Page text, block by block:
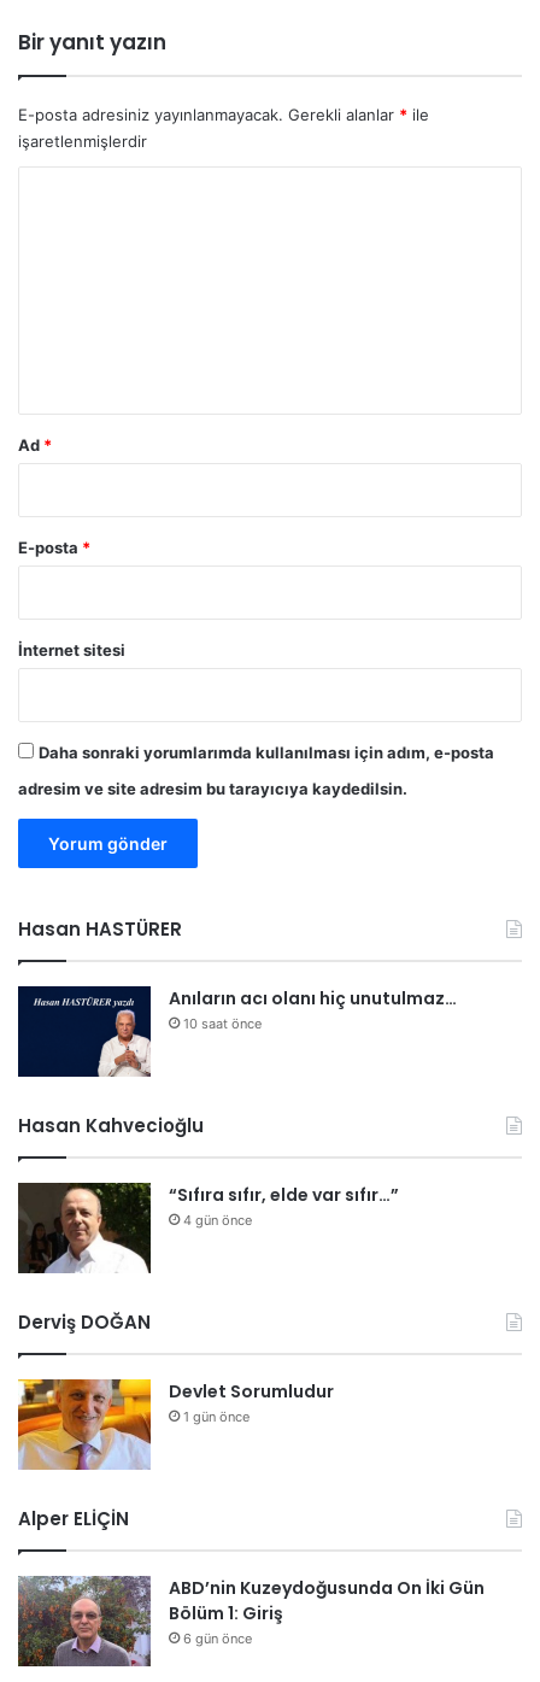
r
i
l
m
e
n
s
i
l
ı
e
v
d
ı
ı
t
a
ş
Bir yanıt yazın
E-posta adresiniz yayınlanmayacak. Gerekli alanlar * ile
işaretlenmişlerdir
Ad *
E-posta *
İnternet sitesi
Daha sonraki yorumlarımda kullanılması için adım, e-posta
adresim ve site adresim bu tarayıcıya kaydedilsin.
Hasan HASTÜRER
Anıların acı olanı hiç unutulmaz…
10 saat önce
Hasan Kahvecioğlu
“Sıfıra sıfır, elde var sıfır…”
4 gün önce
Derviş DOĞAN
Devlet Sorumludur
1 gün önce
Alper ELİÇİN
ABD’nin Kuzeydoğusunda On İki Gün
Bölüm 1: Giriş
6 gün önce